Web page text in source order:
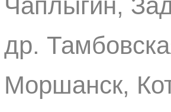
Чаплыгин,
др.
Моршанск,